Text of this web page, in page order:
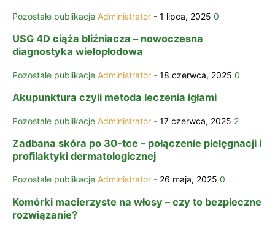
Pozostałe publikacje Administrator - 1 lipca, 2025 0
USG 4D ciąża bliźniacza – nowoczesna
diagnostyka wielopłodowa
Pozostałe publikacje Administrator - 18 czerwca, 2025 0
Akupunktura czyli metoda leczenia igłami
Pozostałe publikacje Administrator - 17 czerwca, 2025 2
Zadbana skóra po 30-tce – połączenie pielęgnacji i
profilaktyki dermatologicznej
Pozostałe publikacje Administrator - 26 maja, 2025 0
Komórki macierzyste na włosy – czy to bezpieczne
rozwiązanie?